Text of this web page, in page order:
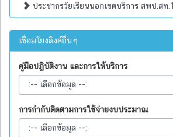
ประชากรวัยเรียนนอกเขตบริการ สพป.สท.1
เชื่อมโยงลิงค์อื่นๆ
คู่มือปฏิบัติงาน และการให้บริการ
การกำกับติดตามการใช้จ่ายงบประมาณ